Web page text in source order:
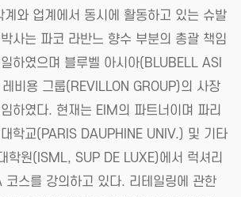
계와 업계에서 동시에 활동하고 있는 슈발
사는 파코 라반느 향수 부분의 총괄 책임
하였으며 블루벨 아시아(BLUBELL ASI
비용 그룹(REVILLON GROUP)의 사장
하였다. 현재는 EIM의 파트너이며 파리
학교(PARIS DAUPHINE UNIV.) 및 기타
학원(ISML, SUP DE LUXE)에서 럭셔리
코스를 강의하고 있다. 리테일링에 관한